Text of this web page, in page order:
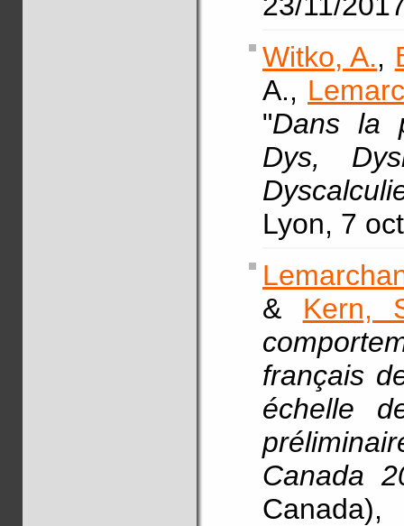
Witko, A.,
A.,
"Dans la
Dys,
Lyon, 7
& Kern,
français
échelle
Canada